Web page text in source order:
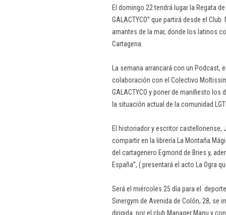
El domingo 22 tendrá lugar la Regata
GALACTYCO” que partirá desde el
amantes de la mar, donde los latinos
Cartagena.
La semana arrancará con un Podcast,
colaboración con el Colectivo
GALACTYCO y poner de manifiesto
la situación actual de la comunidad
El historiador y escritor castellonense,
compartir en la librería La Montaña
del cartagenero Egmond de Bries y,
España”, ( presentará el acto La Ogra
Será el miércoles 25 día para el
Sinergym de Avenida de Colón, 28, se
dirigida por el club Manager Manu y